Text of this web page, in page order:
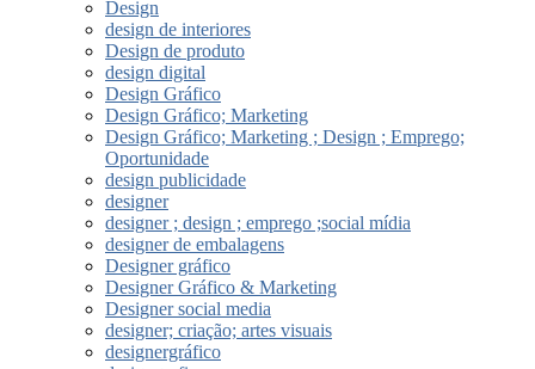
Design
design de interiores
Design de produto
design digital
Design Gráfico
Design Gráfico; Marketing
Design Gráfico; Marketing ; Design ; Emprego;
Oportunidade
design publicidade
designer
designer ; design ; emprego ;social mídia
designer de embalagens
Designer gráfico
Designer Gráfico & Marketing
Designer social media
designer; criação; artes visuais
designergráfico